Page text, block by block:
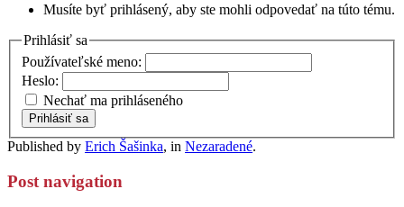
Musíte byť prihlásený, aby ste mohli odpovedať na túto tému.
Prihlásiť sa
Používateľské meno:
Heslo:
Nechať ma prihláseného
Prihlásiť sa
Published by Erich Šašinka, in Nezaradené.
Post navigation